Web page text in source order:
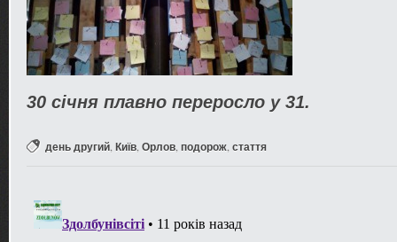
30 січня плавно переросло у 31.
день другий Київ Орлов подорож стаття